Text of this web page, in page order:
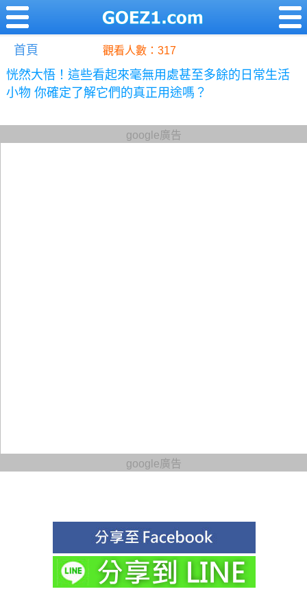
首頁 觀看人數：317
恍然大悟！這些看起來毫無用處甚至多餘的日常生活
小物 你確定了解它們的真正用途嗎？
google廣告
google廣告